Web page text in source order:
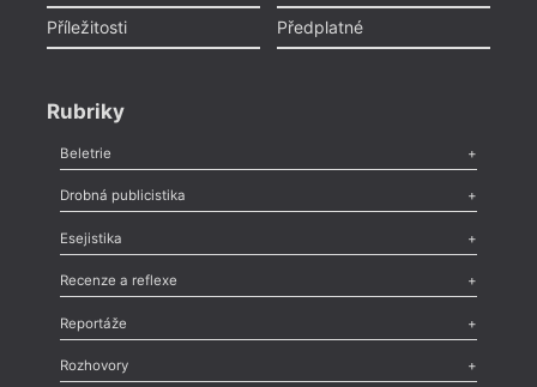
Příležitosti
Předplatné
Rubriky
Beletrie
Poezie,Próza,Dokumenty
Drobná publicistika
Odlesk
Nekrolog,Glosa,Sloupek,Pozvánka,Literární soutěž,
Esejistika
Esej , Pádlo,Úvaha
Recenze a reflexe
Recenze
Méně slov o próze,Celá rubrika
Reportáže
Literární zítřky
Celá rubrika
Rozhovory